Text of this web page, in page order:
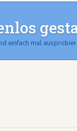
einfach mal